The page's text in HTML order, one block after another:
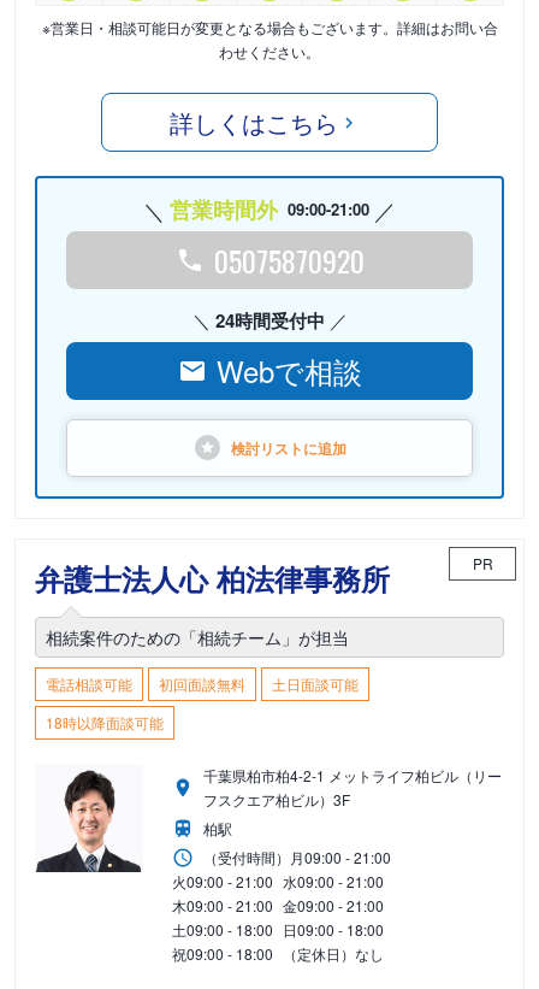
※営業日・相談可能日が変更となる場合もございます。詳細はお問い合
わせください。
詳しくはこちら
営業時間外 09:00-21:00
05075870920
24時間受付中
Webで相談
検討リストに追加
弁護士法人心 柏法律事務所 PR
相続案件のための「相続チーム」が担当
電話相談可能 初回面談無料
土日面談可能
18時以降面談可能
千葉県柏市柏4-2-1 メットライフ柏ビル（リー
フスクエア柏ビル）3F
柏駅
（受付時間） 月09:00 - 21:00
火09:00 - 21:00 水09:00 - 21:00
木09:00 - 21:00 金09:00 - 21:00
土09:00 - 18:00 日09:00 - 18:00
祝09:00 - 18:00 （定休日）なし